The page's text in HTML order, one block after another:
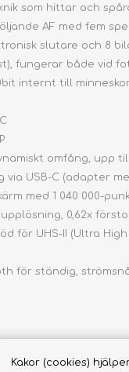
som hittar och
AF med fem
slutare och 8
fungerar både vid
internt till
omfång, upp
via USB-C (adapter
med 1 040 000-
0,62x
för UHS-II (Ultra
för ständig,
Kakor (cookies)